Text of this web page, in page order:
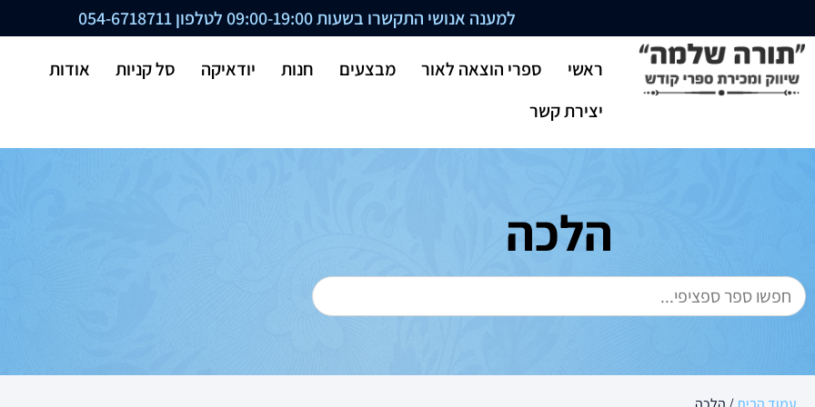
למענה אנושי התקשרו בשעות 09:00-19:00 לטלפון 054-6718711
ראשי ספרי הוצאה לאור מבצעים חנות יודאיקה סל קניות
אודות
יצירת קשר
הלכה